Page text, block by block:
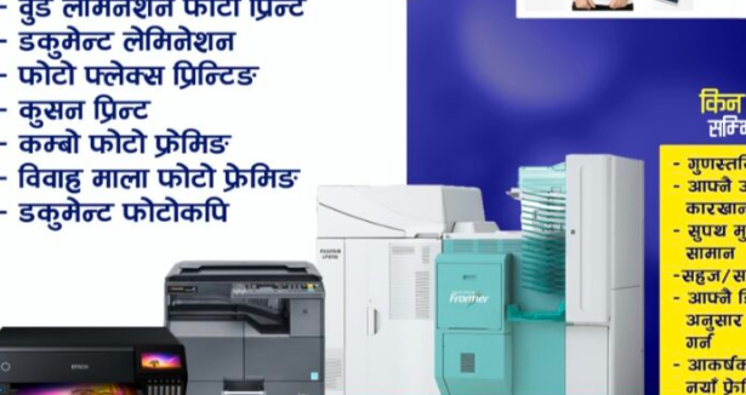
६ हजार किशोरीमा उक्त खोप लगाइने लक्ष्य रहेको जनाइको छ ।
खोपको प्रभावकारिता र खोप अभियानलाई प्रभावकारी रूपले संचालन गर्न बनाईएको योजना,
व्यवस्थापन तथा वितरण प्रक्रियाका विषयमा उक्त अभिमुखिकरण कार्यक्रममा छलफल गरिएको
लाउने उमेर समुहका कुनै पनि किशोरी नछुटुन भन्ने उदेश्यले महिला स्वस्थ्य स्वयम सेविका,
बिकासका प्रतिनिधिहरुको मदतले डेटा लिएर खोप अभियानमा लागिएको शाखा अधिकृत उपेन्द्र